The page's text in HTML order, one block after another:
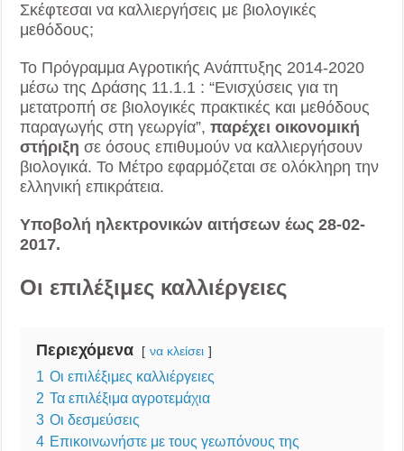
Σκέφτεσαι να καλλιεργήσεις με βιολογικές
μεθόδους;
Το Πρόγραμμα Αγροτικής Ανάπτυξης 2014-2020
μέσω της Δράσης 11.1.1 : “Ενισχύσεις για τη
μετατροπή σε βιολογικές πρακτικές και μεθόδους
παραγωγής στη γεωργία”,παρέχει οικονομική
στήριξη σε όσους επιθυμούν να καλλιεργήσουν
βιολογικά. Το Μέτρο εφαρμόζεται σε ολόκληρη την
ελληνική επικράτεια.
Υποβολή ηλεκτρονικών αιτήσεων έως 28-02-
2017.
Οι επιλέξιμες καλλιέργειες
Περιεχόμενα να κλείσει
1 Οι επιλέξιμες καλλιέργειες
2 Τα επιλέξιμα αγροτεμάχια
3 Οι δεσμεύσεις
4 Επικοινωνήστε με τους γεωπόνους της